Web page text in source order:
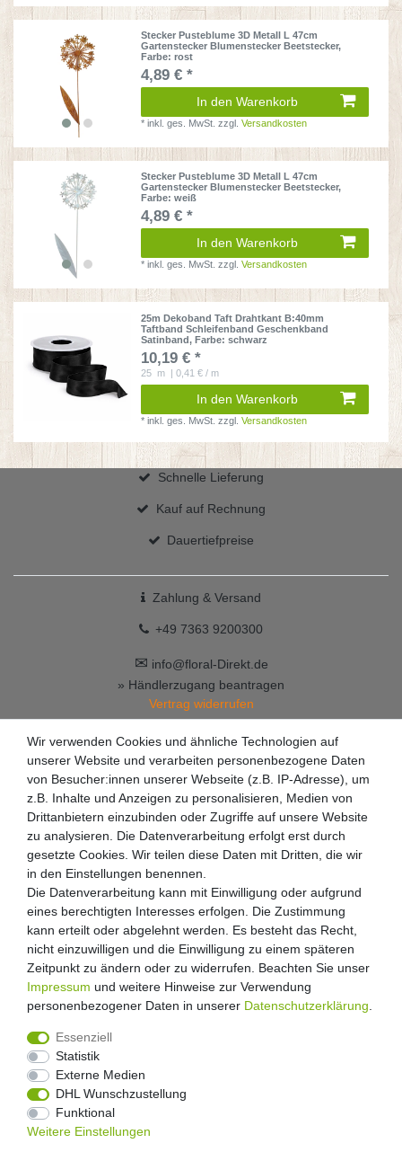
Stecker Pusteblume 3D Metall L 47cm
Gartenstecker Blumenstecker Beetstecker,
Farbe: rost
4,89 € *
In den Warenkorb
*inkl. ges. MwSt. zzgl.Versandkosten
Stecker Pusteblume 3D Metall L 47cm
Gartenstecker Blumenstecker Beetstecker,
Farbe: weiß
4,89 € *
In den Warenkorb
*inkl. ges. MwSt. zzgl.Versandkosten
25m Dekoband Taft Drahtkant B:40mm
Taftband Schleifenband Geschenkband
Satinband, Farbe: schwarz
10,19 € *
25 m | 0,41 € / m
In den Warenkorb
*inkl. ges. MwSt. zzgl.Versandkosten
Schnelle Lieferung
Kauf auf Rechnung
Dauertiefpreise
Zahlung & Versand
+49 7363 9200300
✉ info@floral-Direkt.de
» Händlerzugang beantragen
Vertrag widerrufen
Widerrufs­recht Widerrufs­formular
Daten­schutz­erklärung
Wir verwenden Cookies und ähnliche Technologien auf
unserer Website und verarbeiten personenbezogene Daten
von Besucher:innen unserer Webseite (z.B. IP-Adresse), um
z.B. Inhalte und Anzeigen zu personalisieren, Medien von
Drittanbietern einzubinden oder Zugriffe auf unsere Website
zu analysieren. Die Datenverarbeitung erfolgt erst durch
gesetzte Cookies. Wir teilen diese Daten mit Dritten, die wir
in den Einstellungen benennen.
Die Datenverarbeitung kann mit Einwilligung oder aufgrund
eines berechtigten Interesses erfolgen. Die Zustimmung
kann erteilt oder abgelehnt werden. Es besteht das Recht,
nicht einzuwilligen und die Einwilligung zu einem späteren
Zeitpunkt zu ändern oder zu widerrufen. Beachten Sie unser
Impressum und weitere Hinweise zur Verwendung
personenbezogener Daten in unserer Daten­schutz­erklärung
Essenziell
Statistik
Externe Medien
DHL Wunschzustellung
Funktional
Weitere Einstellungen